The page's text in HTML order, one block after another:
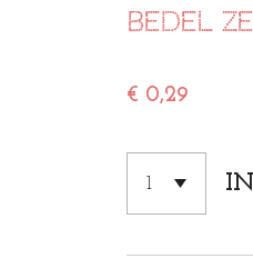
Bedel
€ 0,29